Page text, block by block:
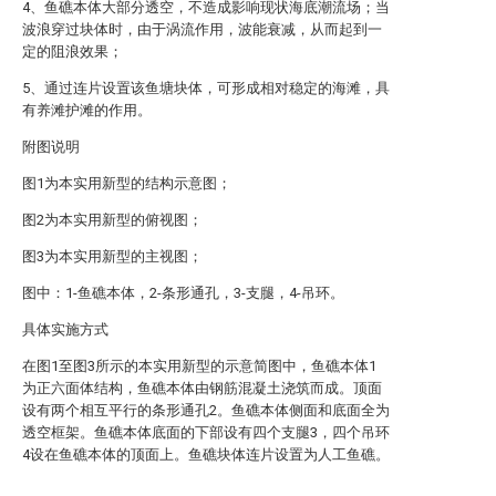
4、鱼礁本体大部分透空，不造成影响现状海底潮流场；当
波浪穿过块体时，由于涡流作用，波能衰减，从而起到一
定的阻浪效果；
5、通过连片设置该鱼塘块体，可形成相对稳定的海滩，具
有养滩护滩的作用。
附图说明
图1为本实用新型的结构示意图；
图2为本实用新型的俯视图；
图3为本实用新型的主视图；
图中：1-鱼礁本体，2-条形通孔，3-支腿，4-吊环。
具体实施方式
在图1至图3所示的本实用新型的示意简图中，鱼礁本体1
为正六面体结构，鱼礁本体由钢筋混凝土浇筑而成。顶面
设有两个相互平行的条形通孔2。鱼礁本体侧面和底面全为
透空框架。鱼礁本体底面的下部设有四个支腿3，四个吊环
4设在鱼礁本体的顶面上。鱼礁块体连片设置为人工鱼礁。